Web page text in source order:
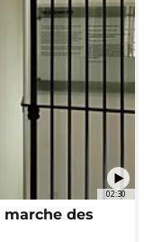
02:30
des